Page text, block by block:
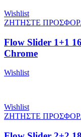
Wishlist
ΖΗΤΗΣΤΕ
Flow Slider 1+1
Chrome
Wishlist
Wishlist
ΖΗΤΗΣΤΕ